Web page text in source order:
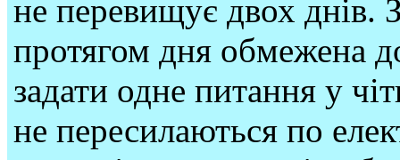
не перевищує двох днів.
протягом дня обмежена
задати одне питання у
не пересилаються по